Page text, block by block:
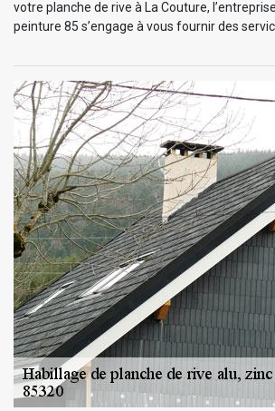
votre planche de rive à La Couture,
peinture 85 s’engage à vous fournir des